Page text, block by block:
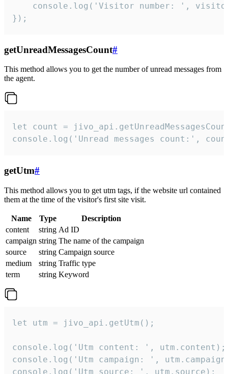
console.log('Visitor number: ',
});
getUnreadMessagesCount#
This method allows you to get the number of unread messages from
the agent.
let count =
console.log('Unread messages count:',
getUtm#
This method allows you to get utm tags, if the website url contained
them at the time of the visitor's first site visit.
Name Type
Description
content
string Ad ID
campaign string The name of the campaign
source
string Campaign source
medium
string Traffic type
term
string Keyword
let utm = jivo_api.getUtm();
console.log('Utm content: ', utm.content);
console.log('Utm campaign: ',
console.log('Utm source: ', utm.source);